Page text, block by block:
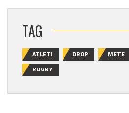
TAG
ATLETI DROP METE
RUGBY